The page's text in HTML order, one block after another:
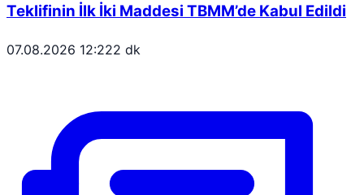
Teklifinin İlk İki Maddesi TBMM’de Kabul Edildi
07.08.2026 12:222 dk